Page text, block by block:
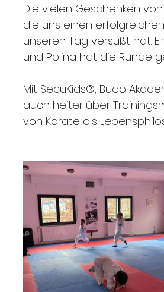
Die vielen Geschenken
die uns einen
unseren Tag versüßt hat.
und Polina hat die Runde
Mit SecuKids®, Budo
auch heiter über
von Karate als